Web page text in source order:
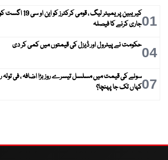
01
کیریبین پریمیئر لیگ ، قومی کرکٹرز کو این او سی 19
جاری کرنے کا فیصلہ
04حکومت نے پیٹرول اور ڈیزل کی قیمتوں میں کمی کر دی
07سونے کی قیمت میں مسلسل تیسرے روز بڑا اضافہ ، فی
کہاں تک جا پہنچا؟